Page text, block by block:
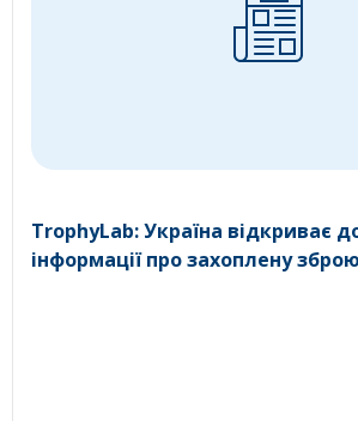
TrophyLab: Україна відкриває
інформації про захоплену зброю